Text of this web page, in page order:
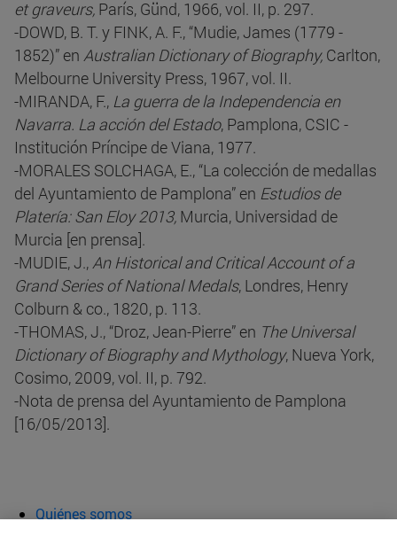
et graveurs, París, Günd, 1966, vol. II, p. 297.
-DOWD, B. T. y FINK, A. F., “Mudie, James (1779 -
1852)” en Australian Dictionary of Biography, Carlton,
Melbourne University Press, 1967, vol. II.
-MIRANDA, F., La guerra de la Independencia en
Navarra. La acción del Estado, Pamplona, CSIC -
Institución Príncipe de Viana, 1977.
-MORALES SOLCHAGA, E., “La colección de medallas
del Ayuntamiento de Pamplona” en Estudios de
Platería: San Eloy 2013, Murcia, Universidad de
Murcia [en prensa].
-MUDIE, J.,An Historical and Critical Account of a
Grand Series of National Medals, Londres, Henry
Colburn & co., 1820, p. 113.
-THOMAS, J., “Droz, Jean-Pierre” en The Universal
Dictionary of Biography and Mythology, Nueva York,
Cosimo, 2009, vol. II, p. 792.
-Nota de prensa del Ayuntamiento de Pamplona
[16/05/2013].
Quiénes somos